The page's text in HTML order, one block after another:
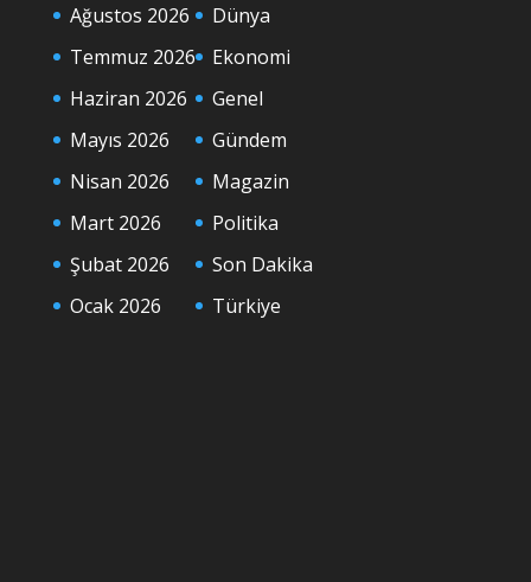
Ağustos 2026
Temmuz 2026
Haziran 2026
Mayıs 2026
Nisan 2026
Mart 2026
Şubat 2026
Ocak 2026
Dünya
Ekonomi
Genel
Gündem
Magazin
Politika
Son Dakika
Türkiye